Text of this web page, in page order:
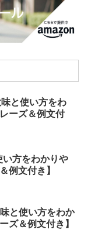
と使い方をわ
ーズ＆例文付
い方をわかりや
例文付き】
と使い方をわか
ズ＆例文付き】